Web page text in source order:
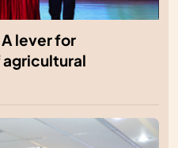
lever for